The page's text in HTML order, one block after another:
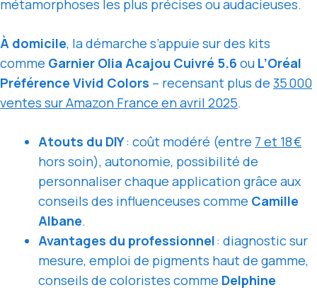
métamorphoses les plus précises ou audacieuses.
À domicile, la démarche s’appuie sur des kits
comme Garnier Olia Acajou Cuivré 5.6 ou L’Oréal
Préférence Vivid Colors – recensant plus de 35 000
ventes sur Amazon France en avril 2025.
Atouts du DIY: coût modéré (entre 7 et 18 €
hors soin), autonomie, possibilité de
personnaliser chaque application grâce aux
conseils des influenceuses comme Camille
Albane.
Avantages du professionnel: diagnostic sur
mesure, emploi de pigments haut de gamme,
conseils de coloristes comme Delphine